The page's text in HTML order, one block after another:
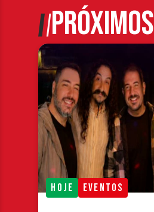
PRÓXIMOS
HOJE EVENTOS